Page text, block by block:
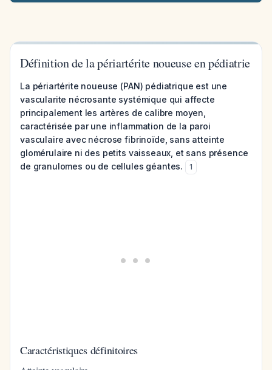
Définition de la périartérite noueuse en pédiatrie
La périartérite noueuse (PAN) pédiatrique est une
vascularite nécrosante systémique qui affecte
principalement les artères de calibre moyen,
caractérisée par une inflammation de la paroi
vasculaire avec nécrose fibrinoïde, sans atteinte
glomérulaire ni des petits vaisseaux, et sans présence
de granulomes ou de cellules géantes.
1
Caractéristiques définitoires